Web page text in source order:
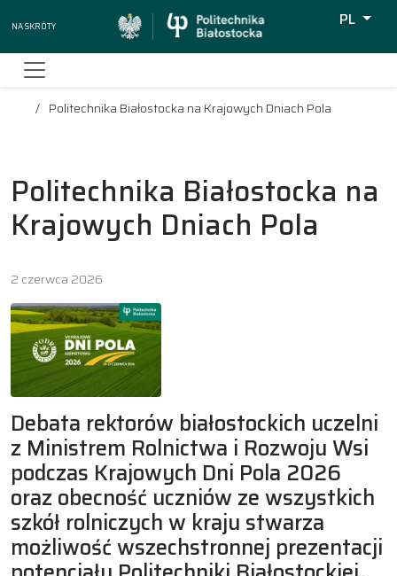
Na skróty
PL
Politechnika Białostocka na Krajowych Dniach Pola
Politechnika Białostocka na
Krajowych Dniach Pola
2 czerwca 2026
Debata rektorów białostockich uczelni
z Ministrem Rolnictwa i Rozwoju Wsi
podczas Krajowych Dni Pola 2026
oraz obecność uczniów ze wszystkich
szkół rolniczych w kraju stwarza
możliwość wszechstronnej prezentacji